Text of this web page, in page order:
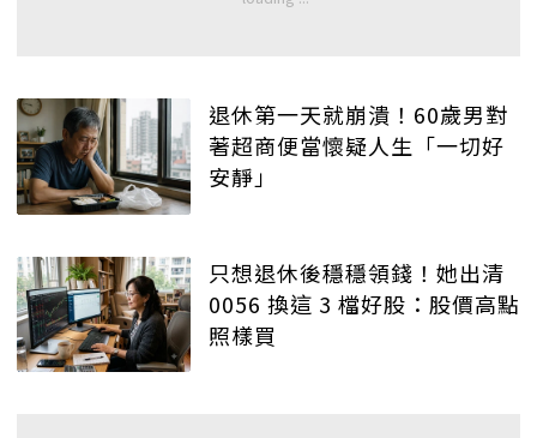
退休第一天就崩潰！60歲男對
著超商便當懷疑人生「一切好
安靜」
只想退休後穩穩領錢！她出清
0056 換這 3 檔好股：股價高點
照樣買